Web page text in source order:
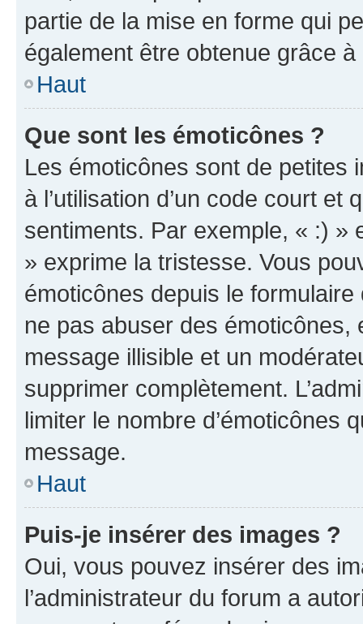
partie de la mise en forme qui
également être obtenue grâce à
Haut
Que sont les émoticônes ?
Les émoticônes sont de petites
à l’utilisation d’un code court et
sentiments. Par exemple, « :) »
» exprime la tristesse. Vous
émoticônes depuis le
ne pas abuser des
message illisible et un
supprimer complètement.
limiter le nombre d’émoticônes
message.
Haut
Puis-je insérer des images ?
Oui, vous pouvez insérer des
l’administrateur du forum a